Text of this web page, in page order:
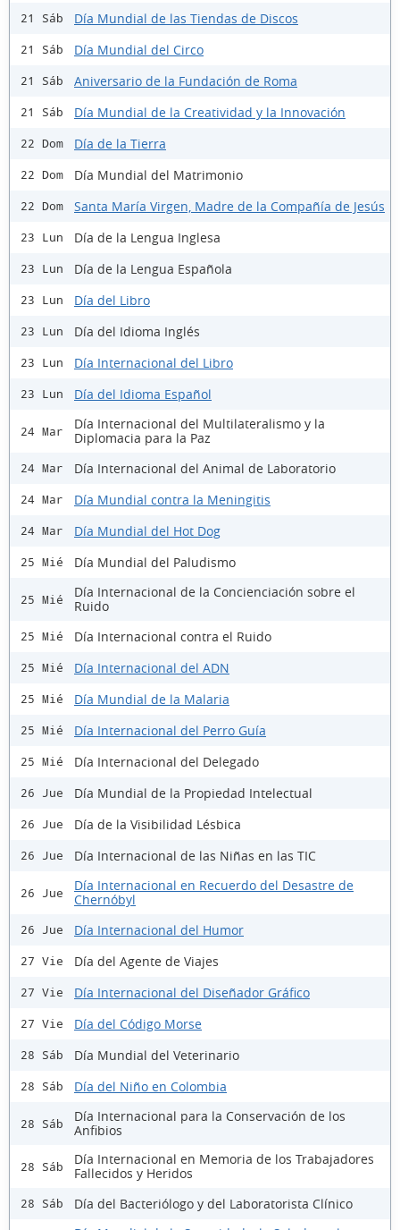
21 Sáb Día Mundial de las Tiendas de Discos
21 Sáb Día Mundial del Circo
21 Sáb Aniversario de la Fundación de Roma
21 Sáb Día Mundial de la Creatividad y la Innovación
22 Dom Día de la Tierra
22 Dom Día Mundial del Matrimonio
22 Dom Santa María Virgen, Madre de la Compañía de Jesús
23 Lun Día de la Lengua Inglesa
23 Lun Día de la Lengua Española
23 Lun Día del Libro
23 Lun Día del Idioma Inglés
23 Lun Día Internacional del Libro
23 Lun Día del Idioma Español
24 Mar
Día Internacional del Multilateralismo y la
Diplomacia para la Paz
24 Mar Día Internacional del Animal de Laboratorio
24 Mar Día Mundial contra la Meningitis
24 Mar Día Mundial del Hot Dog
25 Mié Día Mundial del Paludismo
25 Mié
Día Internacional de la Concienciación sobre el
Ruido
25 Mié Día Internacional contra el Ruido
25 Mié Día Internacional del ADN
25 Mié Día Mundial de la Malaria
25 Mié Día Internacional del Perro Guía
25 Mié Día Internacional del Delegado
26 Jue Día Mundial de la Propiedad Intelectual
26 Jue Día de la Visibilidad Lésbica
26 Jue Día Internacional de las Niñas en las TIC
26 Jue
Día Internacional en Recuerdo del Desastre de
Chernóbyl
26 Jue Día Internacional del Humor
27 Vie Día del Agente de Viajes
27 Vie Día Internacional del Diseñador Gráfico
27 Vie Día del Código Morse
28 Sáb Día Mundial del Veterinario
28 Sáb Día del Niño en Colombia
28 Sáb
Día Internacional para la Conservación de los
Anfibios
28 Sáb
Día Internacional en Memoria de los Trabajadores
Fallecidos y Heridos
28 Sáb
Día del Bacteriólogo y del Laboratorista Clínico